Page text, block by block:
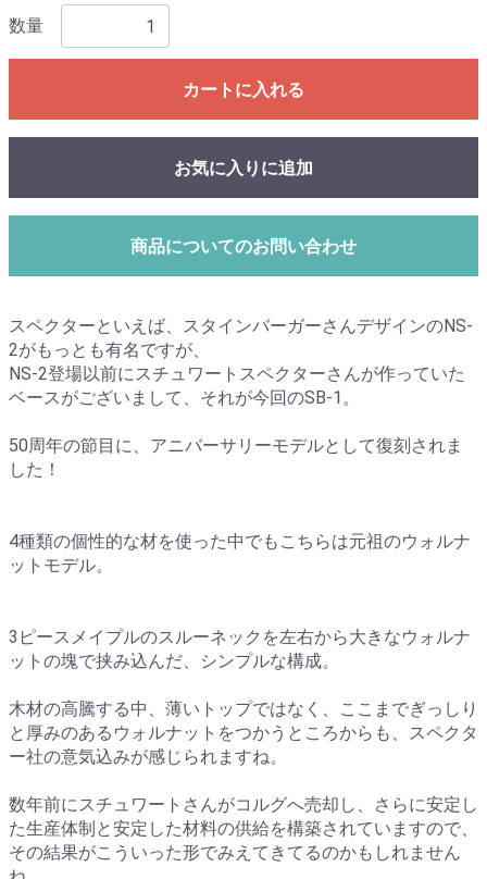
数量
カートに入れる
お気に入りに追加
商品についてのお問い合わせ
スペクターといえば、スタインバーガーさんデザインのNS-
2がもっとも有名ですが、
NS-2登場以前にスチュワートスペクターさんが作っていた
ベースがございまして、それが今回のSB-1。
50周年の節目に、アニバーサリーモデルとして復刻されま
した！
4種類の個性的な材を使った中でもこちらは元祖のウォルナ
ットモデル。
3ピースメイプルのスルーネックを左右から大きなウォルナ
ットの塊で挟み込んだ、シンプルな構成。
木材の高騰する中、薄いトップではなく、ここまでぎっしり
と厚みのあるウォルナットをつかうところからも、スペクタ
ー社の意気込みが感じられますね。
数年前にスチュワートさんがコルグへ売却し、さらに安定し
た生産体制と安定した材料の供給を構築されていますので、
その結果がこういった形でみえてきてるのかもしれません